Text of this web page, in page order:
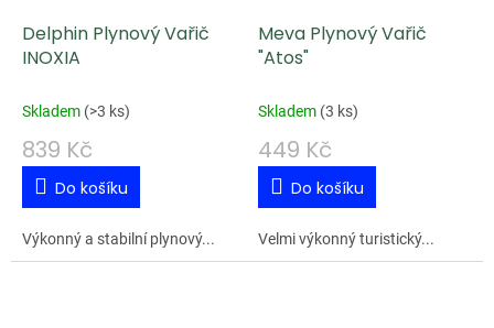
Delphin Plynový Vařič
INOXIA
Skladem (>3 ks)
839 Kč
Do košíku
Výkonný a stabilní plynový...
Meva Plynový Vařič
"Atos"
Skladem (3 ks)
449 Kč
Do košíku
Velmi výkonný turistický...